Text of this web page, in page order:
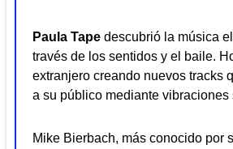
Paula Tape descubrió la música
través de los sentidos y el baile.
extranjero creando nuevos tracks
a su público mediante vibraciones
Mike Bierbach, más conocido por